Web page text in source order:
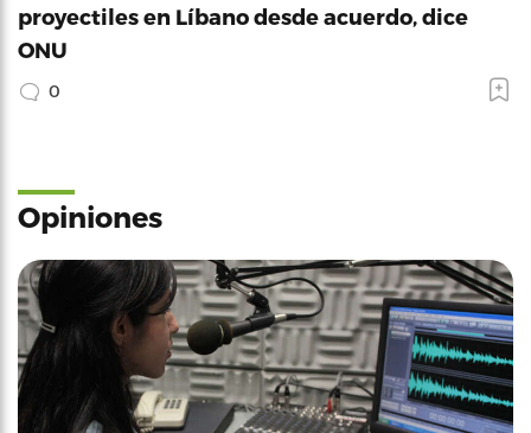
proyectiles en Líbano desde acuerdo, dice
ONU
0
Opiniones